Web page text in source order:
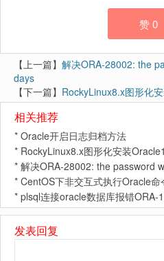
赞0
【上一篇】 解决ORA-28002: the
days
【下一篇】 RockyLinux8.x图形化
相关推荐
* Oracle开启日志归档方法
* RockyLinux8.x图形化安装
* 解决ORA-28002: the password
* CentOS下非交互式执行Oracle命
* plsql连接oracle数据库报错ORA-
发表回复